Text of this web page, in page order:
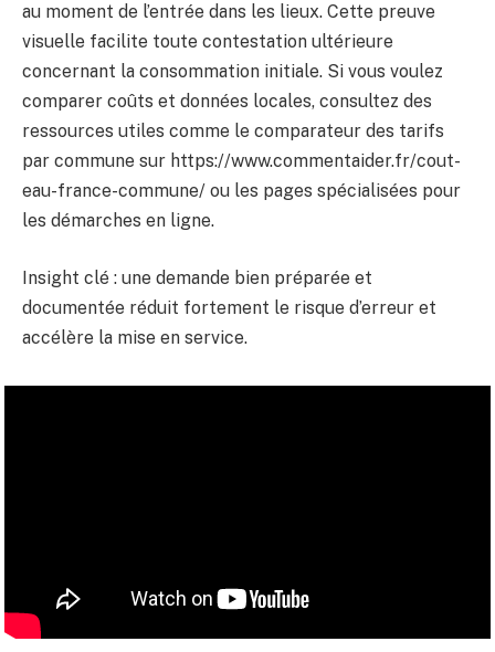
au moment de l’entrée dans les lieux. Cette preuve
visuelle facilite toute contestation ultérieure
concernant la consommation initiale. Si vous voulez
comparer coûts et données locales, consultez des
ressources utiles comme le comparateur des tarifs
par commune sur https://www.commentaider.fr/cout-
eau-france-commune/ ou les pages spécialisées pour
les démarches en ligne.
Insight clé : une demande bien préparée et
documentée réduit fortement le risque d’erreur et
accélère la mise en service.